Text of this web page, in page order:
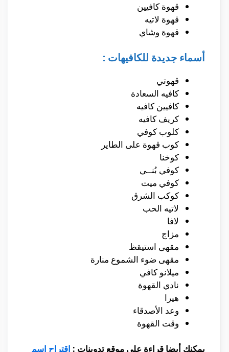
قهوة كافيين
قهوة لاتيه
قهوة وشاي
أسماء جديدة للكافيهات :
قهوتي
كافيه السعادة
كافيين كافيه
كريف كافيه
كلوب كوفي
كوب قهوة على الطاير
كوخنا
كوفي بُنــي
كوفي ميت
كوكب الشرق
لاتيه الحب
لافا
مزاج
مقهى استيقظ
مقهى ضوء الشموع منارة
ميلانو كافي
نادي القهوة
هيرا
وعد الأصدقاء
وقت القهوة
يمكنك أيضا قراءة على موقع تدوينات : اقتراح اسم